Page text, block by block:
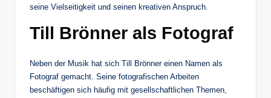
seine Vielseitigkeit und seinen kreativen Anspruch.
Till Brönner als Fotograf
Neben der Musik hat sich Till Brönner einen Namen als
Fotograf gemacht. Seine fotografischen Arbeiten
beschäftigen sich häufig mit gesellschaftlichen Themen,